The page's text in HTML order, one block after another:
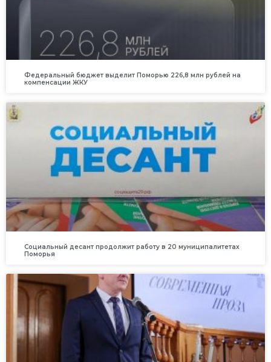
Федеральный бюджет выделит Поморью 226,8 млн рублей на
компенсации ЖКУ
Социальный десант продолжит работу в 20 муниципалитетах
Поморья